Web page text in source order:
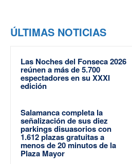
ÚLTIMAS NOTICIAS
Las Noches del Fonseca 2026
reúnen a más de 5.700
espectadores en su XXXI
edición
Salamanca completa la
señalización de sus diez
parkings disuasorios con
1.612 plazas gratuitas a
menos de 20 minutos de la
Plaza Mayor